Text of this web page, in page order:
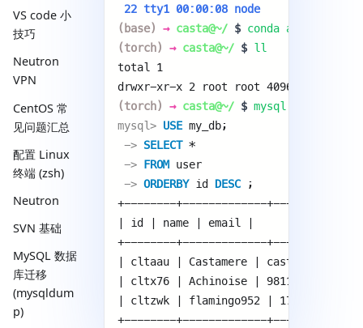
VS code 小
技巧
Neutron
VPN
CentOS 常
见问题汇总
配置 Linux
终端 (zsh)
Neutron
SVN 基础
MySQL 数据
库迁移
(mysqldum
p)
22 tty1 00:00:08 node
(base) → casta@~/ $ conda activate
(torch) → casta@~/ $ ll
total 1
drwxr-xr-x 2 root root 4096 Sep 3
(torch) → casta@~/ $ mysql
mysql> USE my_db;
-> SELECT *
-> FROM user
-> ORDERBY id DESC ;
+--------+-------------
| id | name | email |
+--------+-------------
| cltaau | Castamere |
| cltx76 | Achinoise |
| cltzwk | flamingo952 |
+--------+-------------